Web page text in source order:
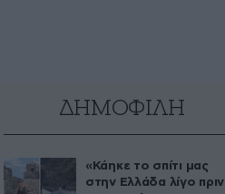
ΔΗΜΟΦΙΛΗ
«Κάηκε το σπίτι μας
στην Ελλάδα λίγο πριν